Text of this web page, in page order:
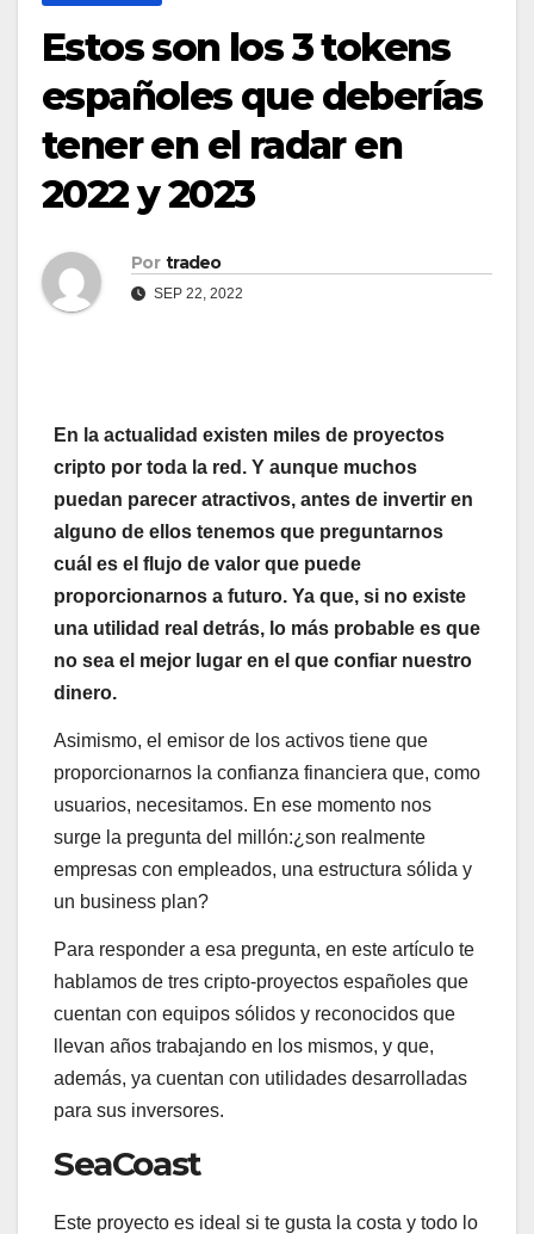
Estos son los 3 tokens
españoles que deberías
tener en el radar en
2022 y 2023
Por tradeo
SEP 22, 2022
En la actualidad existen miles de proyectos
cripto por toda la red. Y aunque muchos
puedan parecer atractivos, antes de invertir en
alguno de ellos tenemos que preguntarnos
cuál es el flujo de valor que puede
proporcionarnos a futuro. Ya que, si no existe
una utilidad real detrás, lo más probable es que
no sea el mejor lugar en el que confiar nuestro
dinero.
Asimismo, el emisor de los activos tiene que
proporcionarnos la confianza financiera que, como
usuarios, necesitamos. En ese momento nos
surge la pregunta del millón:¿son realmente
empresas con empleados, una estructura sólida y
un business plan?
Para responder a esa pregunta, en este artículo te
hablamos de tres cripto-proyectos españoles que
cuentan con equipos sólidos y reconocidos que
llevan años trabajando en los mismos, y que,
además, ya cuentan con utilidades desarrolladas
para sus inversores.
SeaCoast
Este proyecto es ideal si te gusta la costa y todo lo